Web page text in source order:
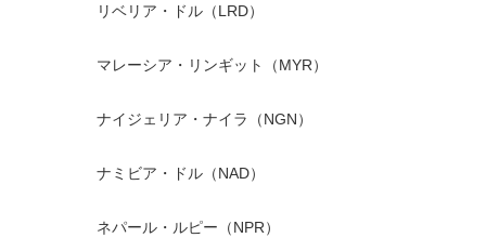
リベリア・ドル（LRD）
マレーシア・リンギット（MYR）
ナイジェリア・ナイラ（NGN）
ナミビア・ドル（NAD）
ネパール・ルピー（NPR）